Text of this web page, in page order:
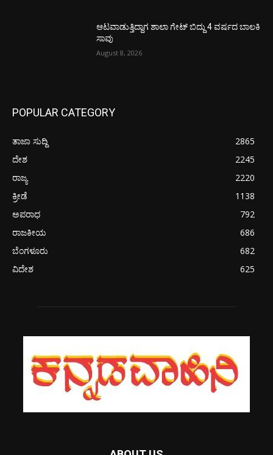
ಆಟವಾಡುತ್ತಿದ್ದಾಗ ಶಾಲಾ ಗೇಟ್‌ ಬಿದ್ದು 4 ವರ್ಷದ ಬಾಲಕಿ
ಸಾವು
August 8, 2026
POPULAR CATEGORY
ತಾಜಾ ಸುದ್ದಿ
2865
ದೇಶ
2245
ರಾಜ್ಯ
2220
ಕ್ರೀಡೆ
1138
ಅಪರಾಧ
792
ರಾಜಕೀಯ
686
ಬೆಂಗಳೂರು
682
ವಿದೇಶ
625